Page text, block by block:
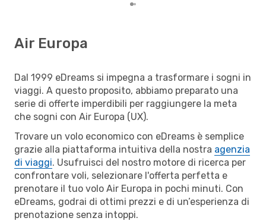
Air Europa
Dal 1999 eDreams si impegna a trasformare i sogni in
viaggi. A questo proposito, abbiamo preparato una
serie di offerte imperdibili per raggiungere la meta
che sogni con Air Europa (UX).
Trovare un volo economico con eDreams è semplice
grazie alla piattaforma intuitiva della nostra agenzia
di viaggi. Usufruisci del nostro motore di ricerca per
confrontare voli, selezionare l'offerta perfetta e
prenotare il tuo volo Air Europa in pochi minuti. Con
eDreams, godrai di ottimi prezzi e di un’esperienza di
prenotazione senza intoppi.